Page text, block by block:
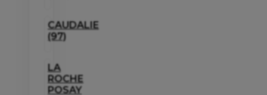
CAUDALIE
(97)
LA
ROCHE
POSAY